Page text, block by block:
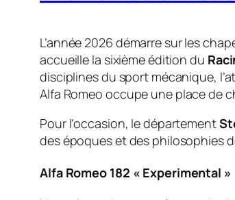
L’année 2026 démarre sur les
accueille la sixième édition du
disciplines du sport mécanique,
Alfa Romeo occupe une place de
Pour l’occasion, le département
des époques et des philosophies
Alfa Romeo 182 « Experimental